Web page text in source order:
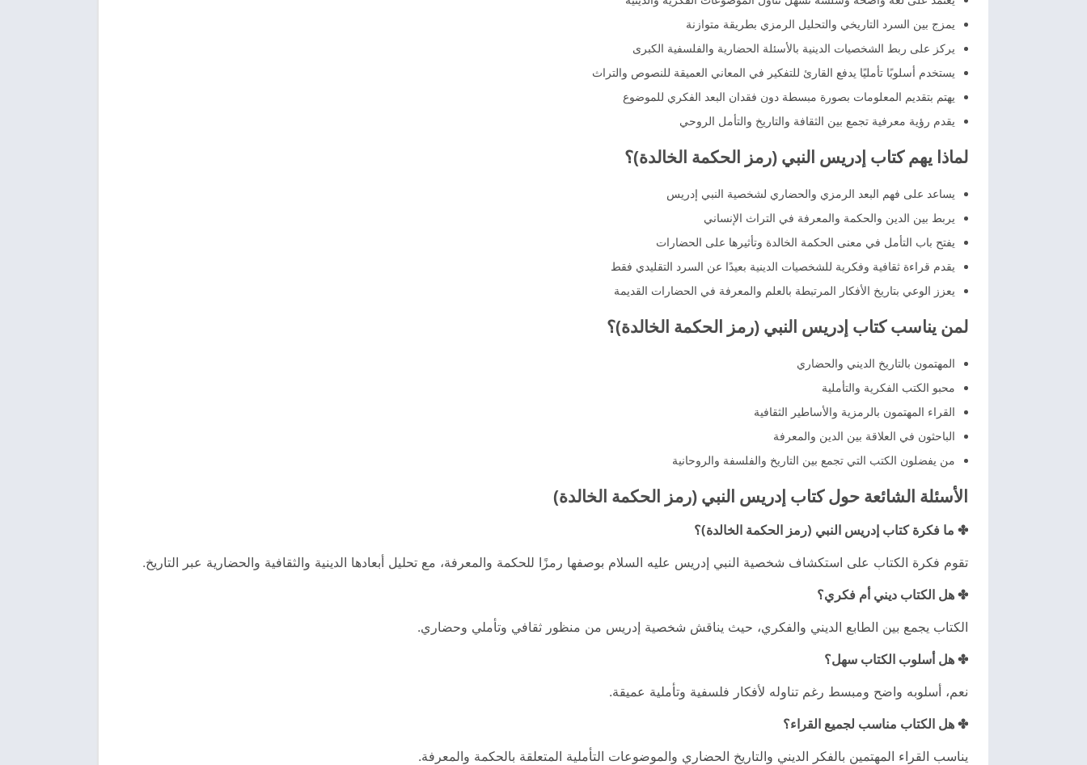
يمزج بين السرد التاريخي والتحليل الرمزي بطريقة متوازنة
يركز على ربط الشخصيات الدينية بالأسئلة الحضارية والفلسفية الكبرى
يستخدم أسلوبًا تأمليًا يدفع القارئ للتفكير في المعاني العميقة للنصوص والتراث
يهتم بتقديم المعلومات بصورة مبسطة دون فقدان البعد الفكري للموضوع
يقدم رؤية معرفية تجمع بين الثقافة والتاريخ والتأمل الروحي
لماذا يهم كتاب إدريس النبي (رمز الحكمة الخالدة)؟
يساعد على فهم البعد الرمزي والحضاري لشخصية النبي إدريس
يربط بين الدين والحكمة والمعرفة في التراث الإنساني
يفتح باب التأمل في معنى الحكمة الخالدة وتأثيرها على الحضارات
يقدم قراءة ثقافية وفكرية للشخصيات الدينية بعيدًا عن السرد التقليدي فقط
يعزز الوعي بتاريخ الأفكار المرتبطة بالعلم والمعرفة في الحضارات القديمة
لمن يناسب كتاب إدريس النبي (رمز الحكمة الخالدة)؟
المهتمون بالتاريخ الديني والحضاري
محبو الكتب الفكرية والتأملية
القراء المهتمون بالرمزية والأساطير الثقافية
الباحثون في العلاقة بين الدين والمعرفة
من يفضلون الكتب التي تجمع بين التاريخ والفلسفة والروحانية
الأسئلة الشائعة حول كتاب إدريس النبي (رمز الحكمة الخالدة)
✤ ما فكرة كتاب إدريس النبي (رمز الحكمة الخالدة)؟
تقوم فكرة الكتاب على استكشاف شخصية النبي إدريس عليه السلام بوصفها رمزًا للحكمة والمعرفة، مع تحليل أبعادها الدينية والثقافية والحضارية عبر التاريخ.
✤ هل الكتاب ديني أم فكري؟
الكتاب يجمع بين الطابع الديني والفكري، حيث يناقش شخصية إدريس من منظور ثقافي وتأملي وحضاري.
✤ هل أسلوب الكتاب سهل؟
نعم، أسلوبه واضح ومبسط رغم تناوله لأفكار فلسفية وتأملية عميقة.
✤ هل الكتاب مناسب لجميع القراء؟
يناسب القراء المهتمين بالفكر الديني والتاريخ الحضاري والموضوعات التأملية المتعلقة بالحكمة والمعرفة.